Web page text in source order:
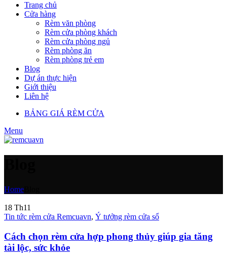
Trang chủ
Cửa hàng
Rèm văn phòng
Rèm cửa phòng khách
Rèm cửa phòng ngủ
Rèm phòng ăn
Rèm phòng trẻ em
Blog
Dự án thực hiện
Giới thiệu
Liên hệ
BẢNG GIÁ RÈM CỬA
Menu
Home
18 Th11
Tin tức rèm cửa Remcuavn, Ý tưởng rèm cửa sổ
Cách chọn rèm cửa hợp phong thủy giúp gia tăng
tài lộc, sức khỏe